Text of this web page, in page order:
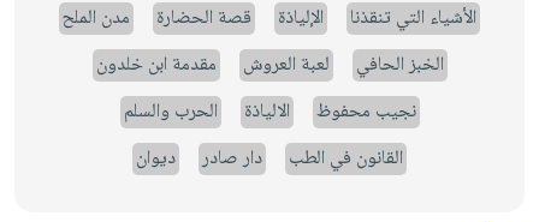
الأشياء التي تنقذنا
الإلياذة قصة الحضارة
مدن الملح
الخبز الحافي
لعبة العروش
مقدمة ابن خلدون
نجيب محفوظ
الالياذة
الحرب والسلم
القانون في الطب
دار صادر ديوان